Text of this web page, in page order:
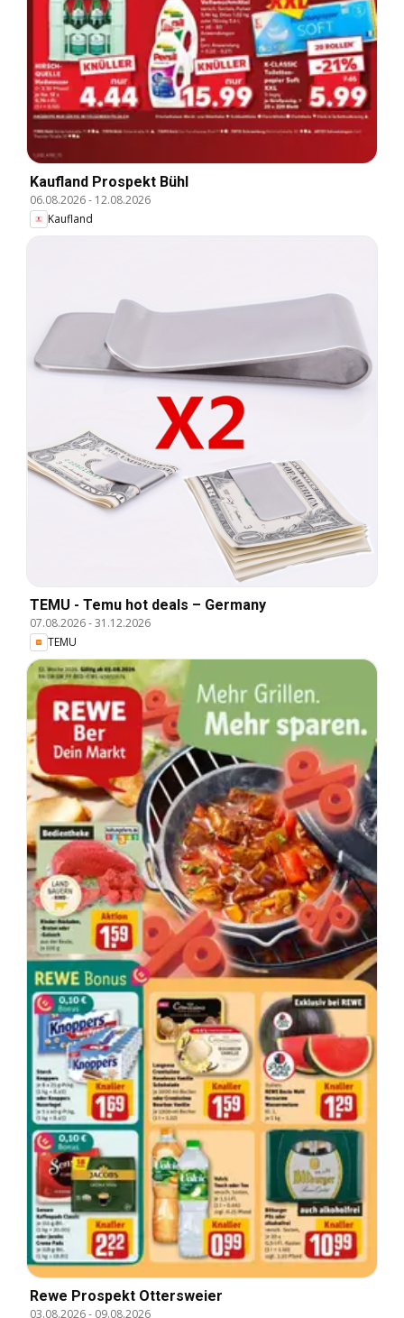
Kaufland Prospekt Bühl
06.08.2026- 12.08.2026
Kaufland
TEMU - Temu hot deals – Germany
07.08.2026-31.12.2026
TEMU
Rewe Prospekt Ottersweier
03.08.2026- 09.08.2026